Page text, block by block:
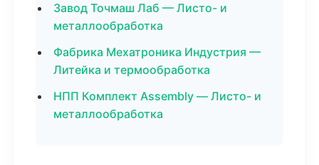
Завод Точмаш Лаб — Листо- и
металлообработка
Фабрика Мехатроника Индустрия —
Литейка и термообработка
НПП Комплект Assembly — Листо- и
металлообработка